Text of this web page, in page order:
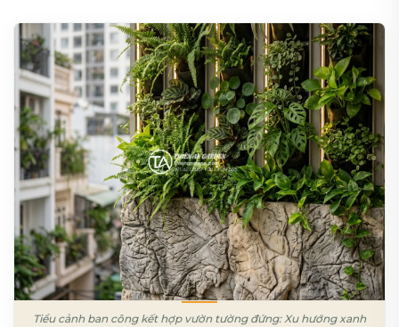
Tiểu cảnh ban công kết hợp vườn tường đứng: Xu hướng xanh